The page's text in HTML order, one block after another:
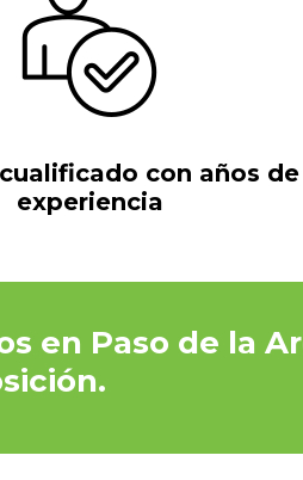
con años de
experiencia
en Paso de la